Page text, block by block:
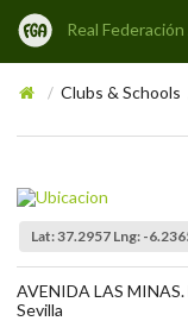
Real
/ Clubs & Schools
Lat: 37.2957 Lng: -
AVENIDA LAS
Sevilla